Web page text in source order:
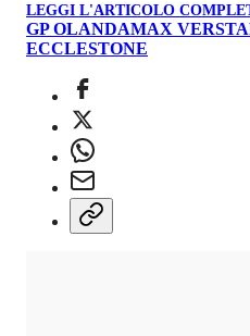
LEGGI L'ARTICOLO
GP OLANDAMAX
ECCLESTONE